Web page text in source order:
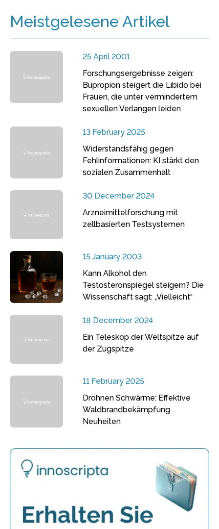
Meistgelesene Artikel
25 April 2001
Forschungsergebnisse zeigen:
Bupropion steigert die Libido bei
Frauen, die unter vermindertem
sexuellen Verlangen leiden
13 February 2025
Widerstandsfähig gegen
Fehlinformationen: KI stärkt den
sozialen Zusammenhalt
30 December 2024
Arzneimittelforschung mit
zellbasierten Testsystemen
15 January 2003
Kann Alkohol den
Testosteronspiegel steigern? Die
Wissenschaft sagt: „Vielleicht“
18 December 2024
Ein Teleskop der Weltspitze auf
der Zugspitze
11 February 2025
Drohnen Schwärme: Effektive
Waldbrandbekämpfung
Neuheiten